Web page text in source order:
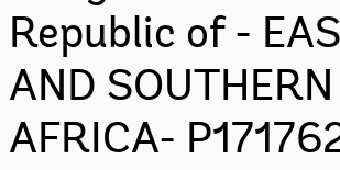
Republic of -
AND SOUTHERN
AFRICA-